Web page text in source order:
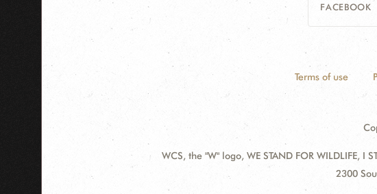
FACEBOOK
Terms of use
WCS, the "W" logo, WE STAND FOR WILDLIFE, I
Address:
2300